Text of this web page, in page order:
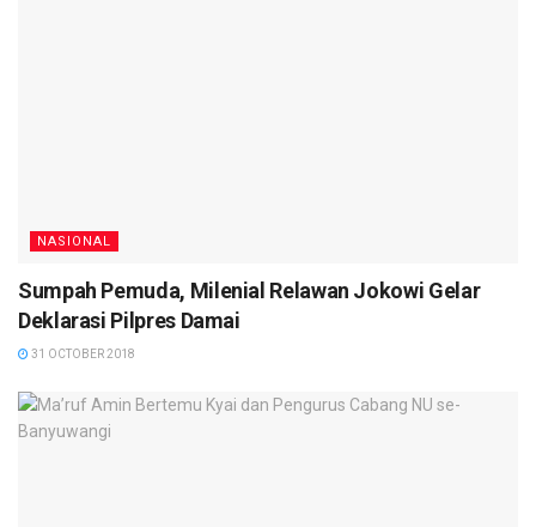
NASIONAL
Sumpah Pemuda, Milenial Relawan Jokowi Gelar
Deklarasi Pilpres Damai
31 OCTOBER 2018